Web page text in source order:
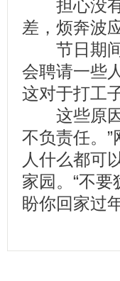
担心没有
差，烦奔波
节日期间
会聘请一些
这对于打工
这些原因
不负责任。”
人什么都可
家园。“不
盼你回家过